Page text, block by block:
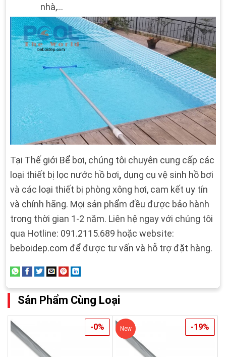
nhà,…
Tại Thế giới Bể bơi, chúng tôi chuyên cung cấp các
loại thiết bị lọc nước hồ bơi, dụng cụ vệ sinh hồ bơi
và các loại thiết bị phòng xông hơi, cam kết uy tín
và chính hãng. Mọi sản phẩm đều được bảo hành
trong thời gian 1-2 năm. Liên hệ ngay với chúng tôi
qua Hotline: 091.2115.689 hoặc website:
beboidep.com để được tư vấn và hỗ trợ đặt hàng.
Sản Phẩm Cùng Loại
-0% New -19%